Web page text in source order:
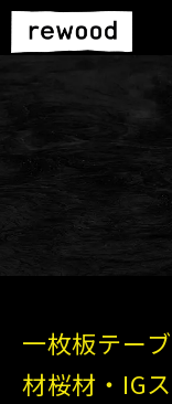
一枚板テー
材桜材・IG